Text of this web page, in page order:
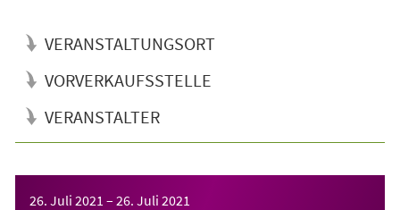
VERANSTALTUNGSORT
VORVERKAUFSSTELLE
VERANSTALTER
26. Juli 2021 – 26. Juli 2021